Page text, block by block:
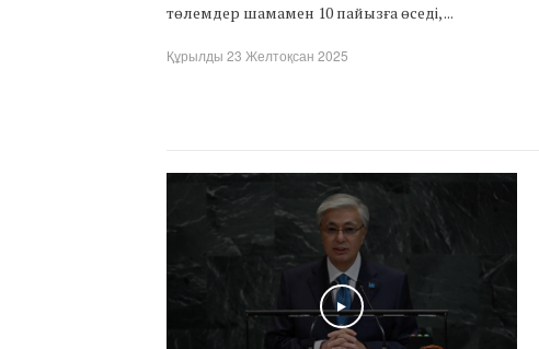
төлемдер шамамен 10 пайызға өседі, ...
Құрылды 23 Желтоқсан 2025
Play